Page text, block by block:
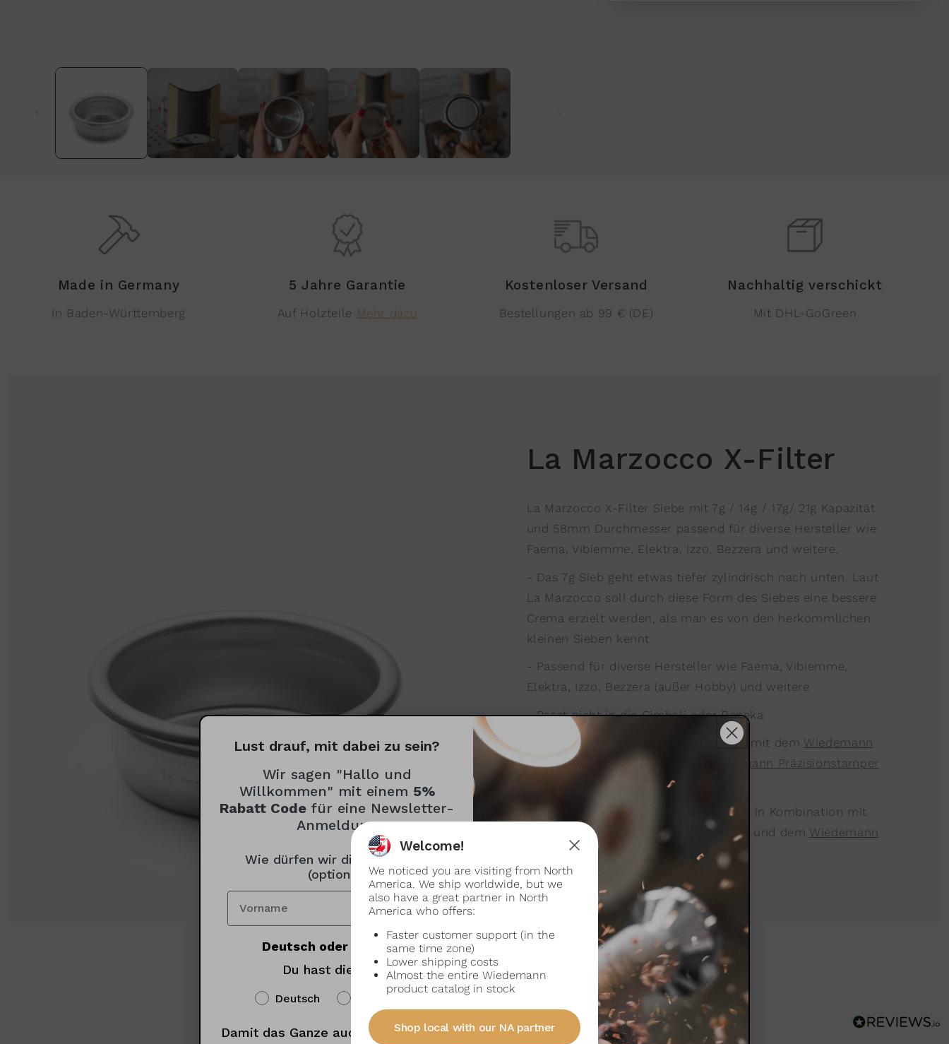
Welcome!
We noticed you are visiting from North
America. We ship worldwide, but we
also have a great partner in North
America who offers:
Faster customer support (in the
same time zone)
Lower shipping costs
Almost the entire Wiedemann
product catalog in stock
Shop local with our NA partner
Made in Germany
In Baden-Württemberg
5 Jahre Garantie
Auf Holzteile Mehr dazu
Kostenloser Versand
Bestellungen ab 99 € (DE)
Nachhaltig verschickt
Mit DHL-GoGreen
La Marzocco X-Filter
La Marzocco X-Filter Siebe mit 7g / 14g / 17g/ 21g Kapazität
und 58mm Durchmesser passend für diverse Hersteller wie
Faema, Vibiemme, Elektra, Izzo, Bezzera und weitere.
- Das 7g Sieb geht etwas tiefer zylindrisch nach unten. Laut
La Marzocco soll durch diese Form des Siebes eine bessere
Crema erzielt werden, als man es von den herkömmlichen
kleinen Sieben kennt
- Passend für diverse Hersteller wie Faema, Vibiemme,
Elektra, Izzo, Bezzera (außer Hobby) und weitere
- Passt nicht in die Cimbali oder Reneka
- Das 7g Sieb ist ideal in Kombination mit dem Wiedemann
Präzisionstrichter 41
Wiedemann Präzisionstamper
- Die 14g/ 17g und 21g Siebe sind ideal in Kombination mit
Wiedemann Präzisionstrichter 58 und dem Wiedemann
Präzisionstamper 58/58,5
- Für dieses Produkt wurden noch keine Bewertungen abgegeben -
Lust drauf, mit dabei zu sein?
Wir sagen "Hallo und
Willkommen" mit einem 5%
Rabatt Code für eine Newsletter-
Anmeldung
Wie dürfen wir dich anreden?
(optional)
Deutsch oder Englisch?
Du hast die Wahl!
Deutsch Englisch
Damit das Ganze auch gut ankommt: